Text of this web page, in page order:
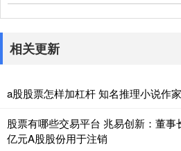
相关更新
a股股票怎样加杠杆 知名推理小说作
股票有哪些交易平台 兆易创新：董
亿元A股股份用于注销